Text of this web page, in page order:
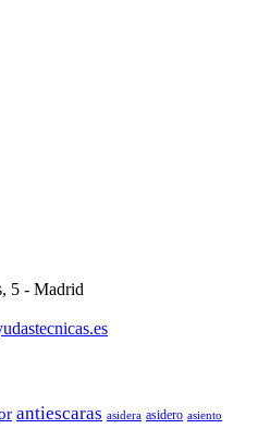
5 - Madrid
antiescaras asidera asidero asiento